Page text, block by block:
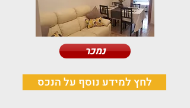
נמכר
לחץ למידע נוסף על הנכס